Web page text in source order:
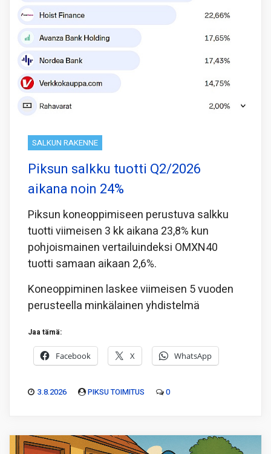
SALKUN RAKENNE
Piksun salkku tuotti Q2/2026
aikana noin 24%
Piksun koneoppimiseen perustuva salkku
tuotti viimeisen 3 kk aikana 23,8% kun
pohjoismainen vertailuindeksi OMXN40
tuotti samaan aikaan 2,6%.
Koneoppiminen laskee viimeisen 5 vuoden
perusteella minkälainen yhdistelmä
Jaa tämä:
Facebook X WhatsApp
3.8.2026 PIKSU TOIMITUS 0